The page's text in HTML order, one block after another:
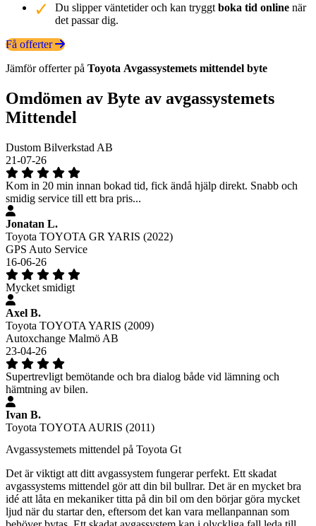
Du slipper väntetider och kan tryggt boka tid online när
det passar dig.
Få offerter
Jämför offerter på Toyota Avgassystemets mittendel byte
Omdömen av Byte av avgassystemets
Mittendel
Dustom Bilverkstad AB
21-07-26
Kom in 20 min innan bokad tid, fick ändå hjälp direkt. Snabb och
smidig service till ett bra pris...
Jonatan L.
Toyota TOYOTA GR YARIS (2022)
GPS Auto Service
16-06-26
Mycket smidigt
Axel B.
Toyota TOYOTA YARIS (2009)
Autoxchange Malmö AB
23-04-26
Supertrevligt bemötande och bra dialog både vid lämning och
hämtning av bilen.
Ivan B.
Toyota TOYOTA AURIS (2011)
Avgassystemets mittendel på Toyota Gt
Det är viktigt att ditt avgassystem fungerar perfekt. Ett skadat
avgassystems mittendel gör att din bil bullrar. Det är en mycket bra
idé att låta en mekaniker titta på din bil om den börjar göra mycket
ljud när du startar den, eftersom det kan vara mellanpannan som